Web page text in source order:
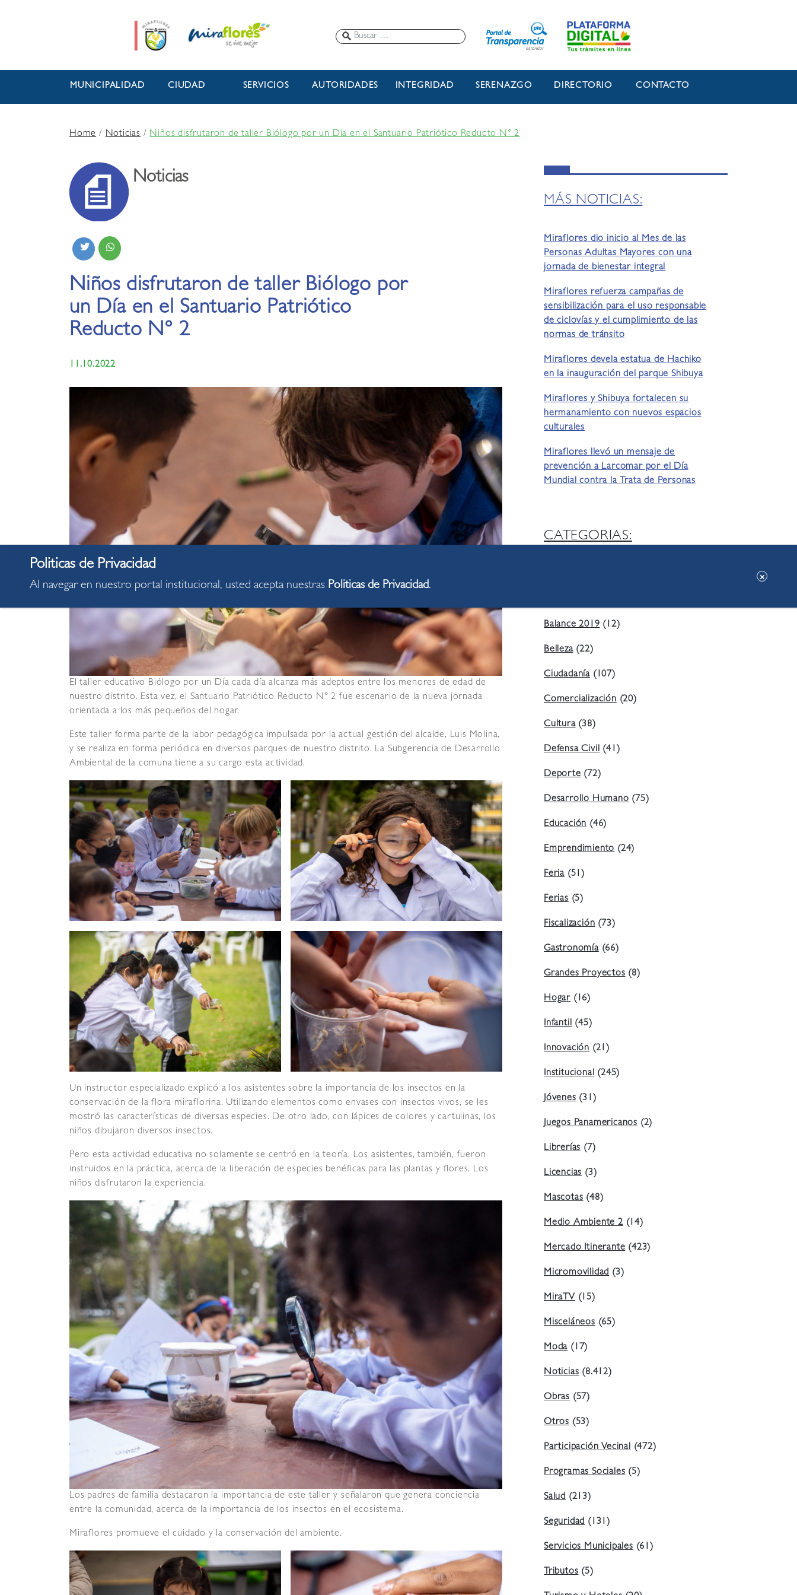
MUNICIPALIDAD CIUDAD SERVICIOS AUTORIDADES INTEGRIDAD SERENAZGO DIRECTORIO CONTACTO
Home/Noticias /Niños disfrutaron de taller Biólogo por un Día en el Santuario Patriótico Reducto N° 2
Noticias
Niños disfrutaron de taller Biólogo por
un Día en el Santuario Patriótico
Reducto N° 2
11.10.2022
El taller educativo Biólogo por un Día cada día alcanza más adeptos entre los menores de edad de
nuestro distrito. Esta vez, el Santuario Patriótico Reducto N° 2 fue escenario de la nueva jornada
orientada a los más pequeños del hogar.
Este taller forma parte de la labor pedagógica impulsada por la actual gestión del alcalde, Luis Molina,
y se realiza en forma periódica en diversos parques de nuestro distrito. La Subgerencia de Desarrollo
Ambiental de la comuna tiene a su cargo esta actividad.
Un instructor especializado explicó a los asistentes sobre la importancia de los insectos en la
conservación de la flora miraflorina. Utilizando elementos como envases con insectos vivos, se les
mostró las características de diversas especies. De otro lado, con lápices de colores y cartulinas, los
niños dibujaron diversos insectos.
Pero esta actividad educativa no solamente se centró en la teoría. Los asistentes, también, fueron
instruidos en la práctica, acerca de la liberación de especies benéficas para las plantas y flores. Los
niños disfrutaron la experiencia.
Los padres de familia destacaron la importancia de este taller y señalaron que genera conciencia
entre la comunidad, acerca de la importancia de los insectos en el ecosistema.
Miraflores promueve el cuidado y la conservación del ambiente.
MÁS NOTICIAS:
Miraflores dio inicio al Mes de las
Personas Adultas Mayores con una
jornada de bienestar integral
Miraflores refuerza campañas de
sensibilización para el uso responsable
de ciclovías y el cumplimiento de las
normas de tránsito
Miraflores devela estatua de Hachiko
en la inauguración del parque Shibuya
Miraflores y Shibuya fortalecen su
hermanamiento con nuevos espacios
culturales
Miraflores llevó un mensaje de
prevención a Larcomar por el Día
Mundial contra la Trata de Personas
CATEGORIAS:
Balance 2019(12)
Belleza(22)
Ciudadanía (107)
Comercialización(20)
Cultura(38)
Defensa Civil(41)
Deporte(72)
Desarrollo Humano(75)
Educación(46)
Emprendimiento(24)
Feria (51)
Ferias(5)
Fiscalización(73)
Gastronomía(66)
Grandes Proyectos(8)
Hogar (16)
Infantil(45)
Innovación (21)
Institucional(245)
Jóvenes(31)
Juegos Panamericanos (2)
Librerías(7)
Licencias(3)
Mascotas(48)
Medio Ambiente 2(14)
Mercado Itinerante(423)
Micromovilidad(3)
MiraTV(15)
Misceláneos(65)
Moda(17)
Noticias(8.412)
Obras (57)
Otros (53)
Participación Vecinal(472)
Programas Sociales(5)
Salud (213)
Seguridad(131)
Servicios Municipales(61)
Tributos(5)
Al navegar en nuestro portal institucional, usted acepta nuestras Politicas de Privacidad.